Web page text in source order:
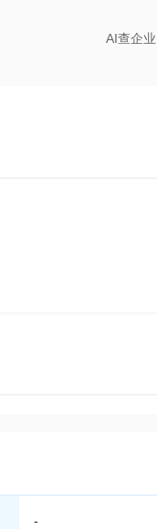
AI查企业
-